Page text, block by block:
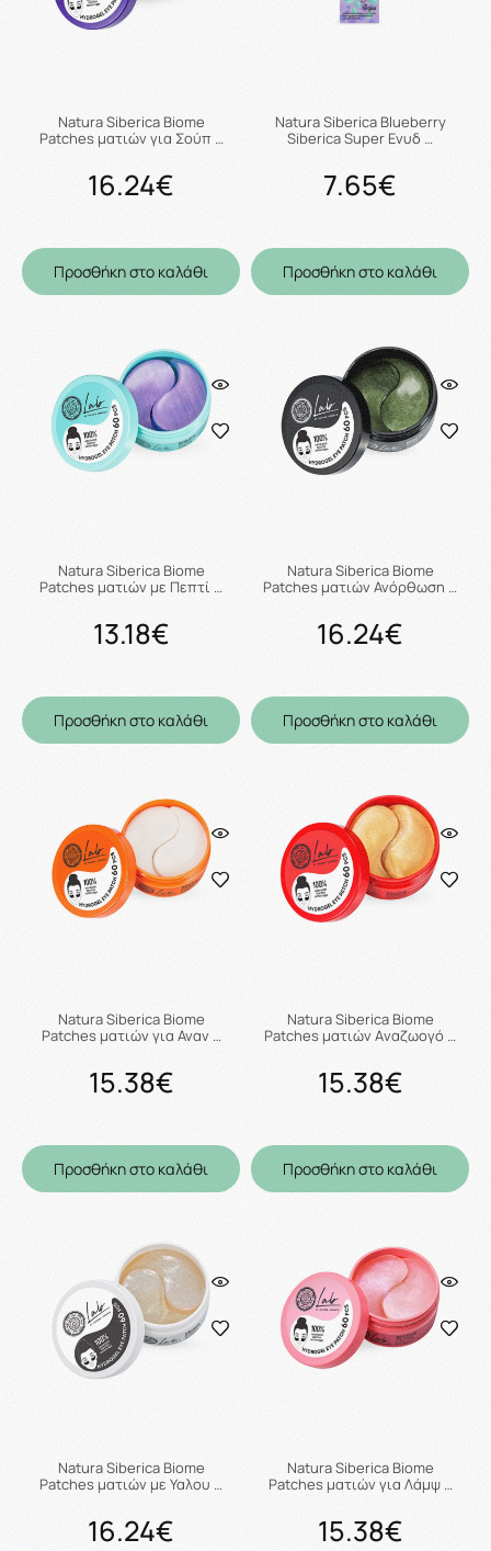
Natura Siberica Biome
Patches ματιών για Σούπ …
16.24€
Προσθήκη στο καλάθι
Natura Siberica Blueberry
Siberica Super Ενυδ …
7.65€
Προσθήκη στο καλάθι
Natura Siberica Biome
Patches ματιών με Πεπτί …
13.18€
Προσθήκη στο καλάθι
Natura Siberica Biome
Patches ματιών Ανόρθωση …
16.24€
Προσθήκη στο καλάθι
Natura Siberica Biome
Patches ματιών για Αναν …
15.38€
Προσθήκη στο καλάθι
Natura Siberica Biome
Patches ματιών Aναζωογό …
15.38€
Προσθήκη στο καλάθι
Natura Siberica Biome
Patches ματιών με Υαλου …
16.24€
Natura Siberica Biome
Patches ματιών για Λάμψ …
15.38€